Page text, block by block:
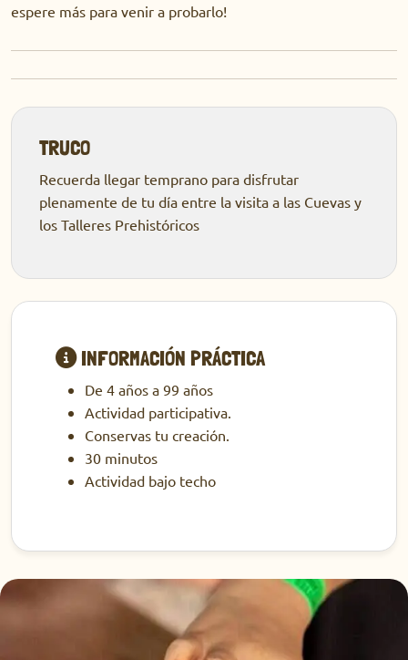
espere más para venir a probarlo!
TRUCO
Recuerda llegar temprano para disfrutar
plenamente de tu día entre la visita a las Cuevas y
los Talleres Prehistóricos
INFORMACIÓN PRÁCTICA
De 4 años a 99 años
Actividad participativa.
Conservas tu creación.
30 minutos
Actividad bajo techo